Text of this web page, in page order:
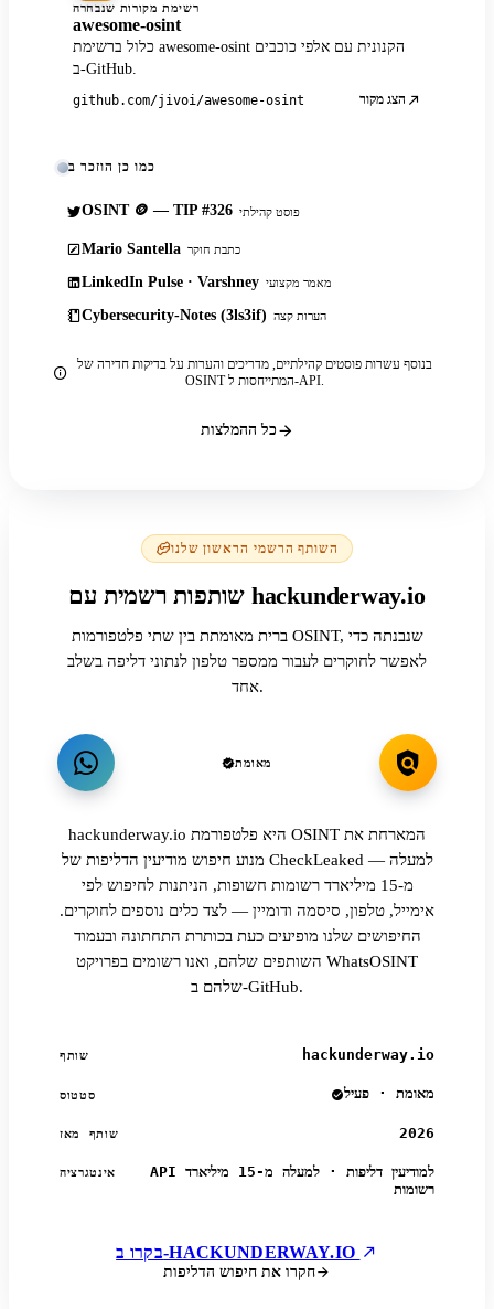
רשימת מקורות שנבחרה
awesome-osint
כלול ברשימת awesome-osint הקנונית עם אלפי כוכבים
ב-GitHub.
github.com/jivoi/awesome-osint הצג מקור
כמו כן הוזכר ב
OSINT 🪙 — TIP #326 פוסט קהילתי
Mario Santella כתבת חוקר
LinkedIn Pulse · Varshney מאמר מקצועי
Cybersecurity-Notes (3ls3if) הערות קצה
בנוסף עשרות פוסטים קהילתיים, מדריכים והערות על בדיקות חדירה של
OSINT המתייחסות ל-API.
כל ההמלצות
השותף הרשמי הראשון שלנו
שותפות רשמית עם hackunderway.io
ברית מאומתת בין שתי פלטפורמות OSINT, שנבנתה כדי
לאפשר לחוקרים לעבור ממספר טלפון לנתוני דליפה בשלב
אחד.
מאומת
hackunderway.io היא פלטפורמת OSINT המארחת את
מנוע חיפוש מודיעין הדליפות של CheckLeaked — למעלה
מ-15 מיליארד רשומות חשופות, הניתנות לחיפוש לפי
אימייל, טלפון, סיסמה ודומיין — לצד כלים נוספים לחוקרים.
החיפושים שלנו מופיעים כעת בכותרת התחתונה ובעמוד
השותפים שלהם, ואנו רשומים בפרויקט WhatsOSINT
שלהם ב-GitHub.
שותף hackunderway.io
סטטוס מאומת · פעיל
שותף מאז 2026
אינטגרציה
API למודיעין דליפות · למעלה מ-15 מיליארד
רשומות
בקרו ב-HACKUNDERWAY.IO
חקרו את חיפוש הדליפות